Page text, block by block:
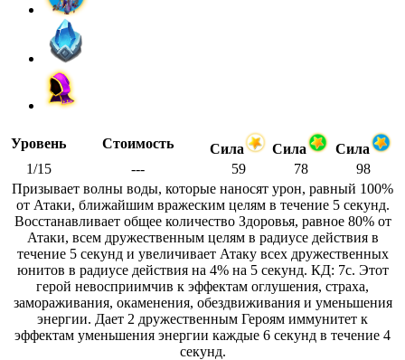
Уровень Стоимость Сила Сила
Сила
1/15
--- 59 78
98
Призывает волны воды, которые наносят урон, равный 100%
от Атаки, ближайшим вражеским целям в течение 5 секунд.
Восстанавливает общее количество Здоровья, равное 80% от
Атаки, всем дружественным целям в радиусе действия в
течение 5 секунд и увеличивает Атаку всех дружественных
юнитов в радиусе действия на 4% на 5 секунд. КД: 7с. Этот
герой невосприимчив к эффектам оглушения, страха,
замораживания, окаменения, обездвиживания и уменьшения
энергии. Дает 2 дружественным Героям иммунитет к
эффектам уменьшения энергии каждые 6 секунд в течение 4
секунд.